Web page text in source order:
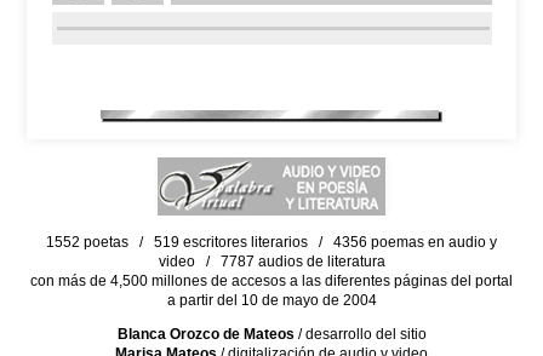
1552 poetas / 519 escritores literarios / 4356 poemas en audio y
video / 7787 audios de literatura
con más de 4,500 millones de accesos a las diferentes páginas del portal
a partir del 10 de mayo de 2004
Blanca Orozco de Mateos / desarrollo del sitio